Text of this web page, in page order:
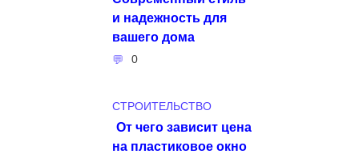
и надежность для
вашего дома
0
СТРОИТЕЛЬСТВО
От чего зависит цена
на пластиковое окно